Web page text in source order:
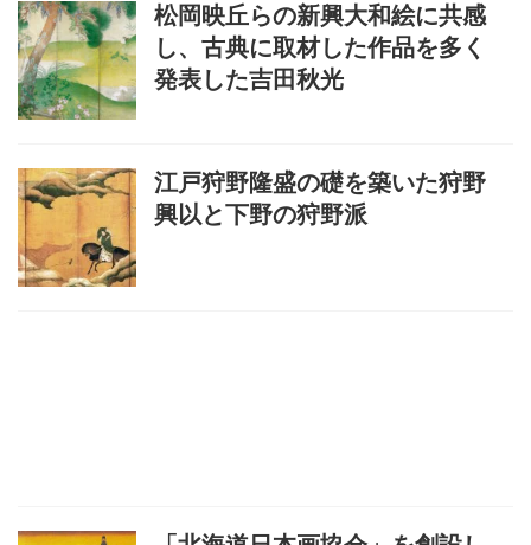
松岡映丘らの新興大和絵に共感
し、古典に取材した作品を多く
発表した吉田秋光
江戸狩野隆盛の礎を築いた狩野
興以と下野の狩野派